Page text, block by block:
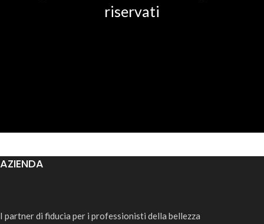
riservati
AZIENDA
I partner di fiducia per i professionisti della bellezza